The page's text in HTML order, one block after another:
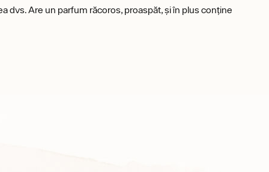
dvs. Are un parfum răcoros, proaspăt, și în plus conține